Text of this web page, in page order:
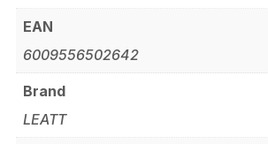
EAN
6009556502642
Brand
LEATT